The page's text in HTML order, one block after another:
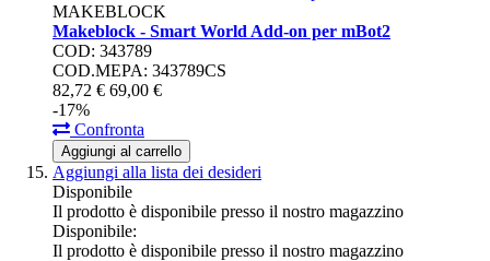
MAKEBLOCK
Makeblock - Smart World Add-on per mBot2
COD: 343789
COD.MEPA: 343789CS
82,72 € 69,00 €
-17%
Confronta
Aggiungi al carrello
Aggiungi alla lista dei desideri
Disponibile
Il prodotto è disponibile presso il nostro magazzino
Disponibile:
Il prodotto è disponibile presso il nostro magazzino